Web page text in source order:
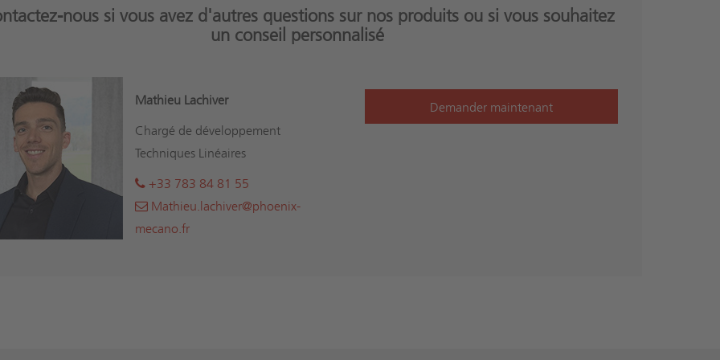
nous si vous avez d'autres questions sur nos produits ou si vous souhaitez
un conseil personnalisé
Mathieu Lachiver
Chargé de développement
Techniques Linéaires
+33 783 84 81 55
Mathieu.lachiver@phoenix-
mecano.fr
Demander maintenant